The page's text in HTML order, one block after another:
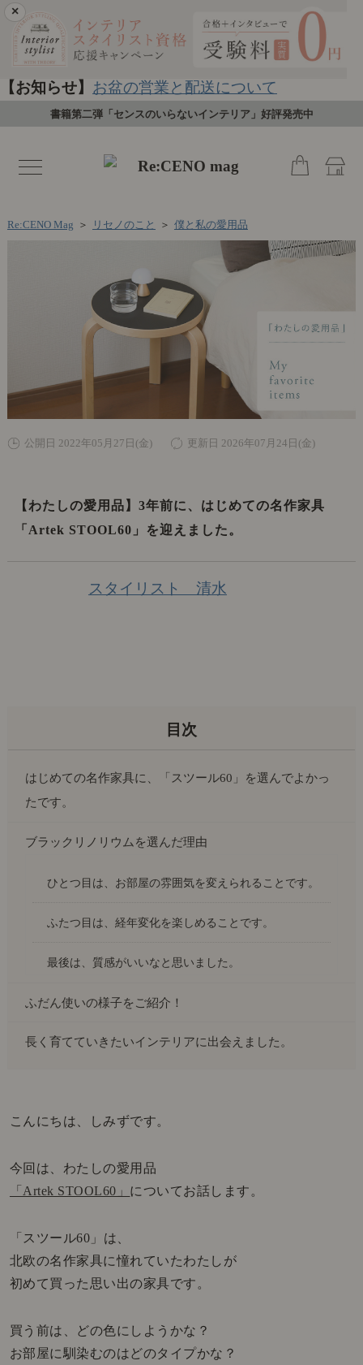
×
【お知らせ】 お盆の営業と配送について
書籍第二弾「センスのいらないインテリア」好評発売中
toggle
navigation
Re:CENO Mag ＞ リセノのこと ＞ 僕と私の愛用品
公開日 2022年05月27日(金) 更新日 2026年07月24日(金)
【わたしの愛用品】3年前に、はじめての名作家具
「Artek STOOL60」を迎えました。
スタイリスト 清水
こんにちは、しみずです。
今回は、わたしの愛用品
「Artek STOOL60」 についてお話します。
「スツール60」は、
北欧の名作家具に憧れていたわたしが
初めて買った思い出の家具です。
買う前は、どの色にしようかな？
お部屋に馴染むのはどのタイプかな？
はじめての名作家具に、「スツール60」を選んでよかっ
たです。
ブラックリノリウムを選んだ理由
ひとつ目は、お部屋の雰囲気を変えられることです。
ふたつ目は、経年変化を楽しめることです。
最後は、質感がいいなと思いました。
ふだん使いの様子をご紹介！
長く育てていきたいインテリアに出会えました。